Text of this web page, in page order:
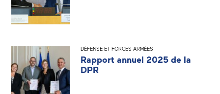
DÉFENSE ET FORCES ARMÉES
Rapport annuel 2025 de la
DPR